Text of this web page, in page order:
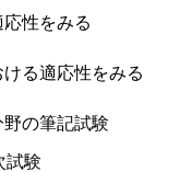
性をみる
る適応性をみる
の筆記試験
試験